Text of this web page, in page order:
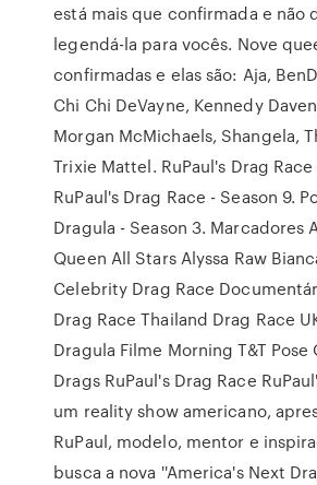
está mais que confirmada e não
legendá-la para vocês. Nove
confirmadas e elas são: Aja,
Chi Chi DeVayne, Kennedy
Morgan McMichaels, Shangela,
Trixie Mattel. RuPaul's Drag
RuPaul's Drag Race - Season 9.
Dragula - Season 3. Marcadores
Queen All Stars Alyssa Raw
Celebrity Drag Race
Drag Race Thailand Drag Race
Dragula Filme Morning T&T Pose
Drags RuPaul's Drag Race
um reality show americano,
RuPaul, modelo, mentor e
busca a nova ''America's Next